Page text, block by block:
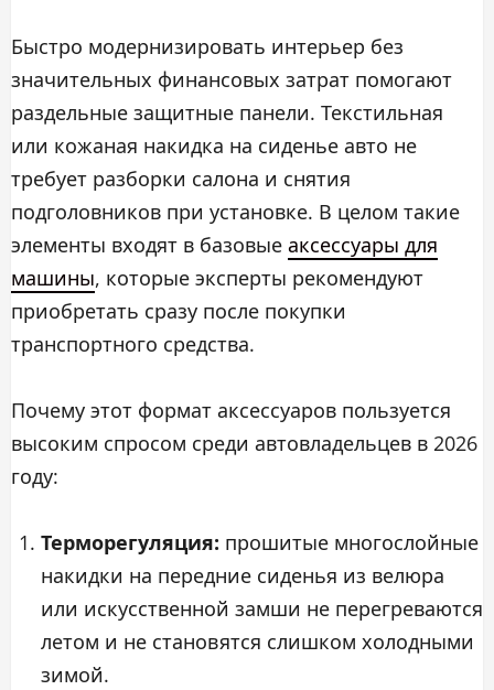
Быстро модернизировать интерьер без
значительных финансовых затрат помогают
раздельные защитные панели. Текстильная
или кожаная накидка на сиденье авто не
требует разборки салона и снятия
подголовников при установке. В целом такие
элементы входят в базовые аксессуары для
машины, которые эксперты рекомендуют
приобретать сразу после покупки
транспортного средства.
Почему этот формат аксессуаров пользуется
высоким спросом среди автовладельцев в 2026
году:
Терморегуляция: прошитые многослойные
накидки на передние сиденья из велюра
или искусственной замши не перегреваются
летом и не становятся слишком холодными
зимой.